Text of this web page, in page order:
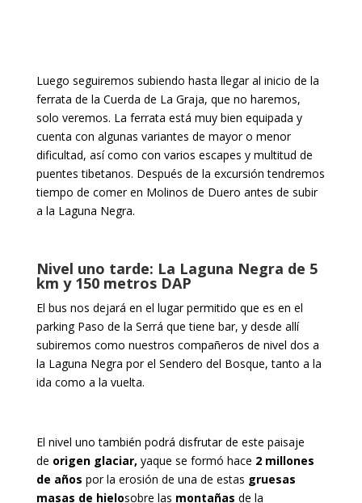
Luego seguiremos subiendo hasta llegar al inicio de la
ferrata de la Cuerda de La Graja, que no haremos,
solo veremos. La ferrata está muy bien equipada y
cuenta con algunas variantes de mayor o menor
dificultad, así como con varios escapes y multitud de
puentes tibetanos. Después de la excursión tendremos
tiempo de comer en Molinos de Duero antes de subir
a la Laguna Negra.
Nivel uno tarde: La Laguna Negra de 5
km y 150 metros DAP
El bus nos dejará en el lugar permitido que es en el
parking Paso de la Serrá que tiene bar, y desde allí
subiremos como nuestros compañeros de nivel dos a
la Laguna Negra por el Sendero del Bosque, tanto a la
ida como a la vuelta.
El nivel uno también podrá disfrutar de este paisaje
de origen glaciar, yaque se formó hace 2 millones
de años por la erosión de una de estas gruesas
masas de hielosobre las montañas de la